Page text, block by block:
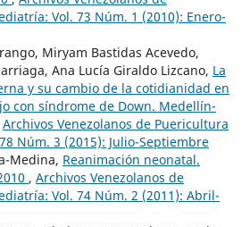
Vol. 73 Núm. 1 (2010): Enero-
Miryam Bastidas Acevedo,
Ana Lucía Giraldo Lizcano, La
y su cambio de la cotidianidad en
con síndrome de Down. Medellín-
Archivos Venezolanos de Puericultura
Núm. 3 (2015): Julio-Septiembre
Medina, Reanimación neonatal.
, Archivos Venezolanos de
Vol. 74 Núm. 2 (2011): Abril-